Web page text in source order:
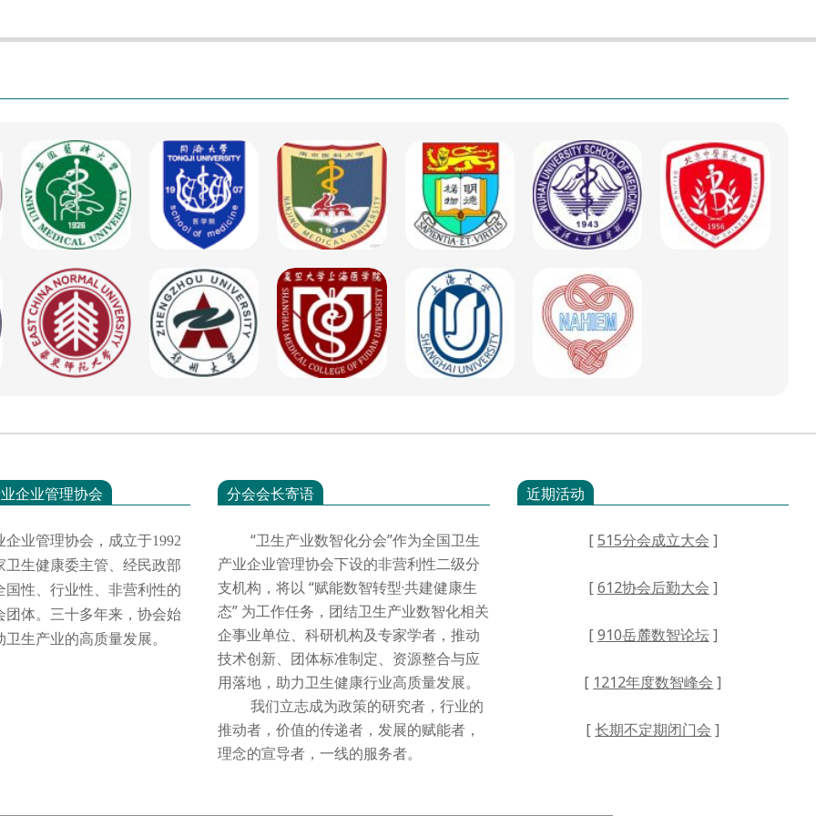
企业管理协会
企业管理协会，成立于1992
卫生健康委主管、经民政部
国性、行业性、非营利性的
团体。三十多年来，协会始
生产业的高质量发展。
分会会长寄语
“卫生产业数智化分会”作为全国卫生
产业企业管理协会下设的非营利性二级分
支机构，将以 “赋能数智转型·共建健康生
态” 为工作任务，团结卫生产业数智化相关
企事业单位、科研机构及专家学者，推动
技术创新、团体标准制定、资源整合与应
用落地，助力卫生健康行业高质量发展。
我们立志成为政策的研究者，行业的
推动者，价值的传递者，发展的赋能者，
理念的宣导者，一线的服务者。
近期活动
[515分会成立大会 ]
[612协会后勤大会 ]
[910岳麓数智论坛]
[ 1212年度数智峰会 ]
[长期不定期闭门会 ]